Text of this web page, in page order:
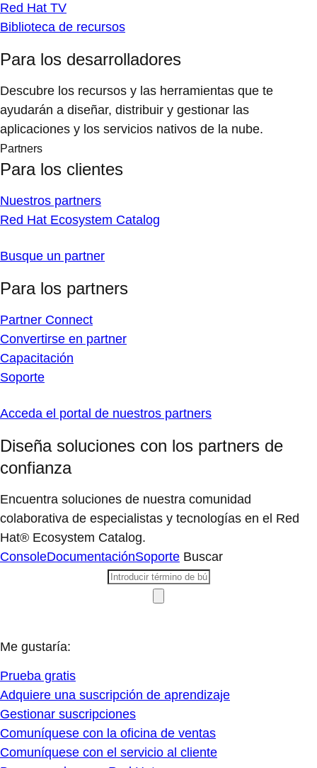
Red Hat TV
Biblioteca de recursos
Para los desarrolladores
Descubre los recursos y las herramientas que te
ayudarán a diseñar, distribuir y gestionar las
aplicaciones y los servicios nativos de la nube.
Partners
Para los clientes
Nuestros partners
Red Hat Ecosystem Catalog
Busque un partner
Para los partners
Partner Connect
Convertirse en partner
Capacitación
Soporte
Acceda el portal de nuestros partners
Diseña soluciones con los partners de
confianza
Encuentra soluciones de nuestra comunidad
colaborativa de especialistas y tecnologías en el Red
Hat® Ecosystem Catalog.
ConsoleDocumentaciónSoporte Buscar
Me gustaría:
Prueba gratis
Adquiere una suscripción de aprendizaje
Gestionar suscripciones
Comuníquese con la oficina de ventas
Comuníquese con el servicio al cliente